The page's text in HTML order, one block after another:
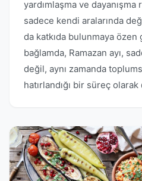
yardımlaşma ve
sadece kendi aralarında
da katkıda bulunmaya
bağlamda, Ramazan ayı,
değil, aynı zamanda
hatırlandığı bir süreç